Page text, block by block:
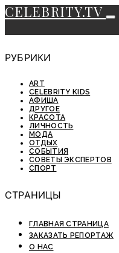
CELEBRITY.TV
РУБРИКИ
ART
CELEBRITY KIDS
АФИША
ДРУГОЕ
КРАСОТА
ЛИЧНОСТЬ
МОДА
ОТДЫХ
СОБЫТИЯ
СОВЕТЫ ЭКСПЕРТОВ
СПОРТ
СТРАНИЦЫ
ГЛАВНАЯ СТРАНИЦА
ЗАКАЗАТЬ РЕПОРТАЖ
О НАС